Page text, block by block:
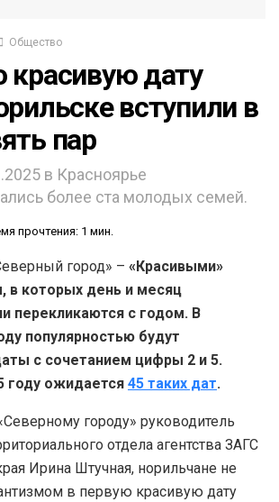
Общество
красивую дату
вступили в
пар
в Красноярье
более ста молодых семей.
прочтения: 1 мин.
город» – «Красивыми»
в которых день и месяц
перекликаются с годом. В
популярностью будут
с сочетанием цифры 2 и 5.
году ожидается 45 таких дат.
городу» руководитель
отдела агентства ЗАГС
Ирина Штучная, норильчане не
в первую красивую дату